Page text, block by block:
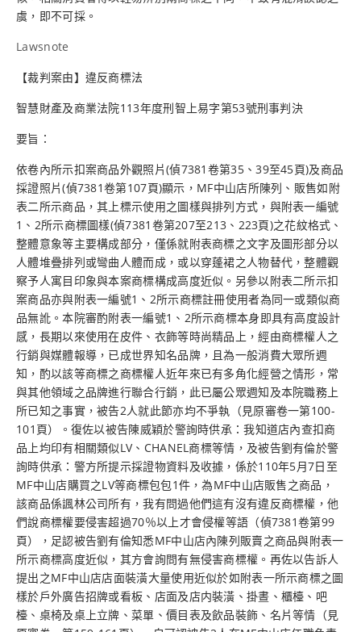
虞，即不可採。
Lawsnote
【裁判案由】違反商標法
智慧財產及商業法院113年度刑智上易字第53號刑事判決
要旨：
依卷內所示扣案商品外觀照片(偵7381卷第35、39至45頁)及商品
採證照片(偵7381卷第107頁)顯示，MF中山店所陳列、販售如附
表二所示商品，其上標示使用之圖樣與排列方式，與附表一編號
1、2所示商標圖樣(偵7381卷第207至213、223頁)之花紋格式、
整體意象等主要構成部分，僅係就附表商標之文字及圖形部分以
人體堆疊排列或彎曲人體而成，或以穿蓬裙之人物替代，整體觀
察予人寓目印象與本案商標構成高度近似。另參以附表二所示扣
案商品亦與附表一編號1、2所示商標註冊使用者為同一或類似商
品無訛。本院審酌附表一編號1、2所示商標本身即具有高度設計
感，長期以來使用在皮件、衣飾等時尚精品上，經由商標權人之
行銷與媒體報導，已成世界知名品牌，且為一般消費大眾所週
知，酌以該等商標之商標權人近年來已有多角化經營之情形，常
與其他領域之品牌進行聯合行銷，此已屬公眾週知及本院職務上
所已知之事實，被告2人就此節亦均不爭執（見原審卷一第100-
101頁）。復佐以被告陳威穎於警詢時供承：我知道店內查扣商
品上均印有相關類似LV、CHANEL商標等情，及被告劉有倫於警
詢時供承：警方所提示採證物資料及收據，係於110年5月7日至
MF中山店購買之LV等商標包包1件，為MF中山店販售之商品，
該商品係諷林公司所有，我有問過他們這有沒有違反商標權，他
們說商標權要侵害超過70％以上才會侵權等語（偵7381卷第99
頁），足認被告劉有倫知悉MF中山店內陳列販賣之商品與附表一
所示商標高度近似，其方會詢問有無侵害商標權。再佐以告訴人
提出之MF中山店店面裝潢大量使用近似於如附表一所示商標之圖
樣於戶外廣告招牌或看板、店面及店内裝潢、掛晝、櫃檯、吧
檯、桌椅及桌上立牌、菜單、價目表及飲品裝飾、名片等情（見